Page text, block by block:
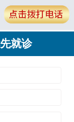
就诊